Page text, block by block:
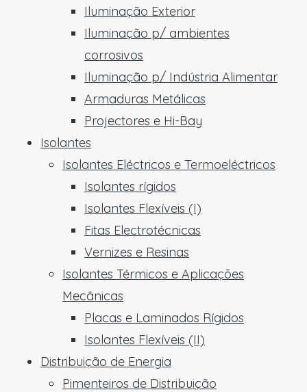
Iluminação Exterior
Iluminação p/ ambientes
corrosivos
Iluminação p/ Indústria Alimentar
Armaduras Metálicas
Projectores e Hi-Bay
Isolantes
Isolantes Eléctricos e Termoeléctricos
Isolantes rígidos
Isolantes Flexíveis (I)
Fitas Electrotécnicas
Vernizes e Resinas
Isolantes Térmicos e Aplicações
Mecânicas
Placas e Laminados Rígidos
Isolantes Flexíveis (II)
Distribuição de Energia
Pimenteiros de Distribuição